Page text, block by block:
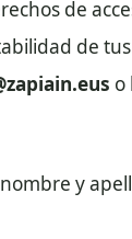
de
de
o
y